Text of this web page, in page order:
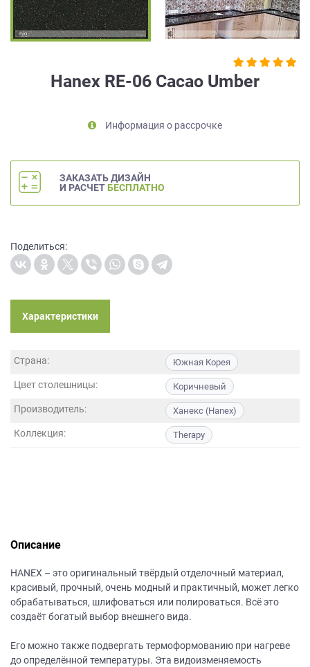
Hanex RE-06 Cacao Umber
Информация о рассрочке
ЗАКАЗАТЬ ДИЗАЙН
И РАСЧЕТ БЕСПЛАТНО
Поделиться:
Характеристики
Страна: Южная Корея
Цвет столешницы: Коричневый
Производитель: Ханекс (Hanex)
Коллекция: Therapy
Описание
НANEХ – это оригинальный твёрдый отделочный материал,
красивый, прочный, очень модный и практичный, может легко
обрабатываться, шлифоваться или полироваться. Всё это
создаёт богатый выбор внешнего вида.
Его можно также подвергать термоформованию при нагреве
до определённой температуры. Эта видоизменяемость
обработку
персональных
метрическими
программами
условиях
Политики
персональных
данных.